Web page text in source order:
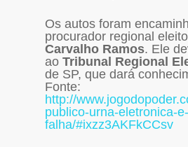
Os autos foram
procurador regional
Carvalho Ramos. Ele
ao Tribunal Regional
de SP, que dará
Fonte:
http://
publico-urna-eletronica-e-
falha/#ixzz3AKFkCCsv